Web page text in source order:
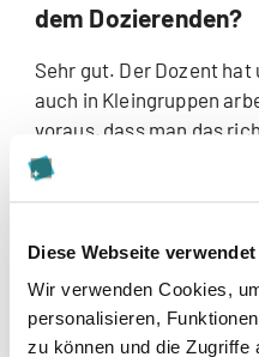
Diese Webseite
Wir verwenden Cookies,
personalisieren,
zu können und die Zugriffe
dem Dozierenden?
Sehr gut. Der Dozent hat
auch in Kleingruppen
voraus, dass man das
technische
gut funktioniert.
Als
wichtige Rolle des